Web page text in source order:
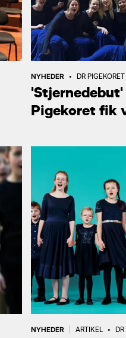
NYHEDER • DR PIGEKORET
Pigekoret fik
NYHEDER ARTIKEL •